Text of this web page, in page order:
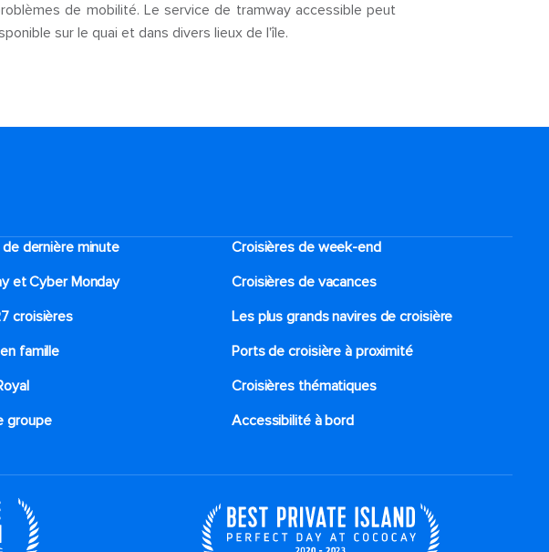
de mobilité. Le service de tramway accessible peut
sur le quai et dans divers lieux de l'île.
dernière minute
Croisières de week-end
et Cyber Monday
Croisières de vacances
croisières
Les plus grands navires de croisière
famille
Ports de croisière à proximité
Croisières thématiques
groupe​
Accessibilité à bord​